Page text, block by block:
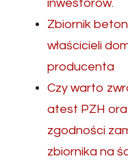
inwestorów.
Zbiornik
właścicieli
producenta
Czy warto
atest PZH
zgodności
zbiornika na